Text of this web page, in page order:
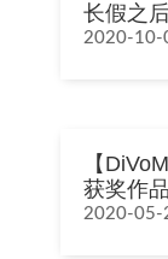
长假之
2020-10-
【
获奖作
2020-05-